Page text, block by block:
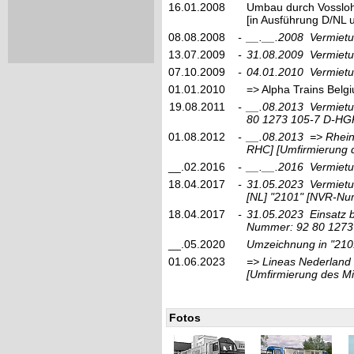
16.01.2008
Umbau durch
[in Ausführung D/NL
08.08.2008
- __.__.2008
13.07.2009
- 31.08.2009
07.10.2009
- 04.01.2010
01.01.2010
=> Alpha Trains
19.08.2011
- __.08.2013
80 1273 105-7 D-
01.08.2012
- __.08.2013 =>
RHC] [Umfirmierung
__.02.2016
- __.__.2016
18.04.2017
- 31.05.2023
[NL] "2101"[NVR-
18.04.2017
- 31.05.2023 Einsatz
Nummer: 92 80
__.05.2020
Umzeichnung in
01.06.2023
=> Lineas
[Umfirmierung des
Fotos